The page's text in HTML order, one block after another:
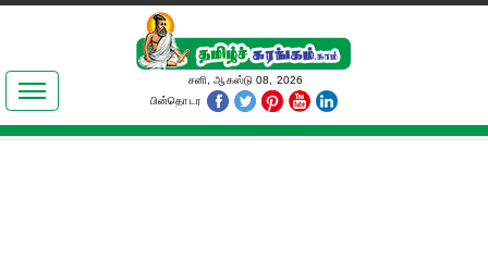
இலக்கியங்கள்
தமிழ் உலகம்
சனி, ஆகஸ்டு 08, 2026
பின்தொடர